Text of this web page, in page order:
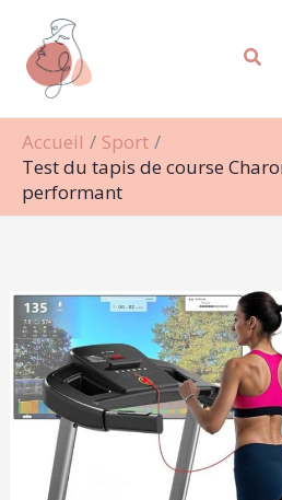
contenu
Accueil
Sport
Test du tapis de course
performant
Rechercher